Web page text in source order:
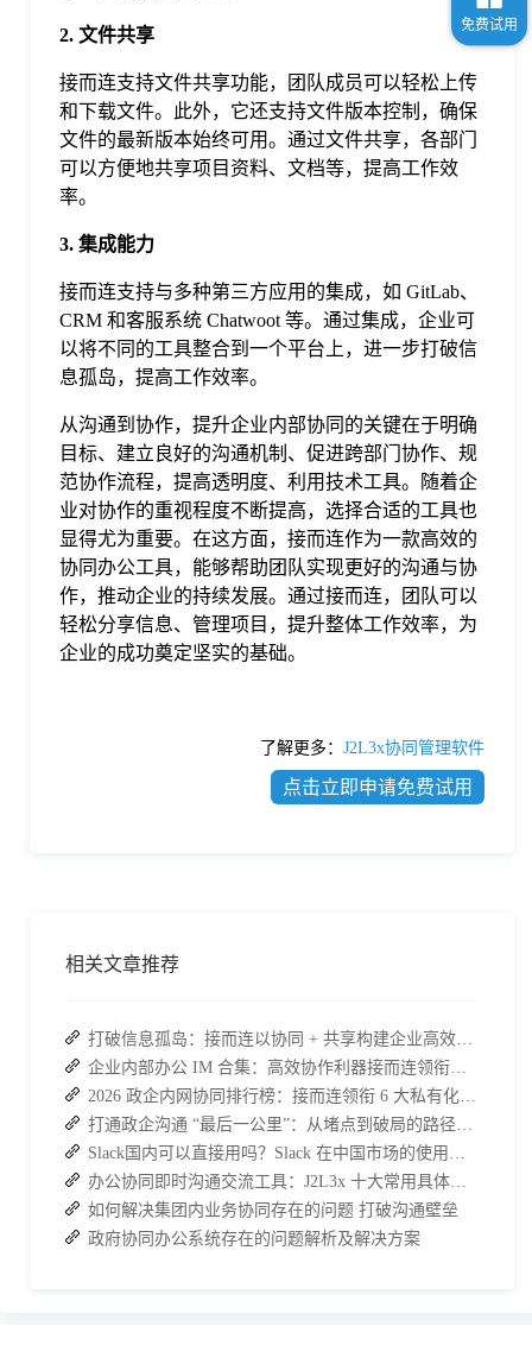
2. 文件共享
接而连支持文件共享功能，团队成员可以轻松上传
和下载文件。此外，它还支持文件版本控制，确保
文件的最新版本始终可用。通过文件共享，各部门
可以方便地共享项目资料、文档等，提高工作效
率。
3. 集成能力
接而连支持与多种第三方应用的集成，如 GitLab、
CRM 和客服系统 Chatwoot 等。通过集成，企业可
以将不同的工具整合到一个平台上，进一步打破信
息孤岛，提高工作效率。
从沟通到协作，提升企业内部协同的关键在于明确
目标、建立良好的沟通机制、促进跨部门协作、规
范协作流程，提高透明度、利用技术工具。随着企
业对协作的重视程度不断提高，选择合适的工具也
显得尤为重要。在这方面，接而连作为一款高效的
协同办公工具，能够帮助团队实现更好的沟通与协
作，推动企业的持续发展。通过接而连，团队可以
轻松分享信息、管理项目，提升整体工作效率，为
企业的成功奠定坚实的基础。
了解更多： J2L3x协同管理软件
点击立即申请免费试用
相关文章推荐
打破信息孤岛：接而连以协同 + 共享构建企业高效办公生态
企业内部办公 IM 合集：高效协作利器接而连领衔推荐
2026 政企内网协同排行榜：接而连领衔 6 大私有化方案，安全与效率双升级
打通政企沟通 “最后一公里”：从堵点到破局的路径解析
Slack国内可以直接用吗？Slack 在中国市场的使用现状及替代方案探讨
办公协同即时沟通交流工具：J2L3x 十大常用具体功能介绍
如何解决集团内业务协同存在的问题 打破沟通壁垒
政府协同办公系统存在的问题解析及解决方案